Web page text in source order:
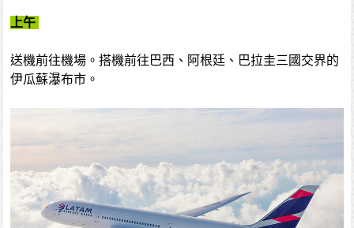
上午
送機前往機場。搭機前往巴西、阿根廷、巴拉圭三國交界的
伊瓜蘇瀑布市。